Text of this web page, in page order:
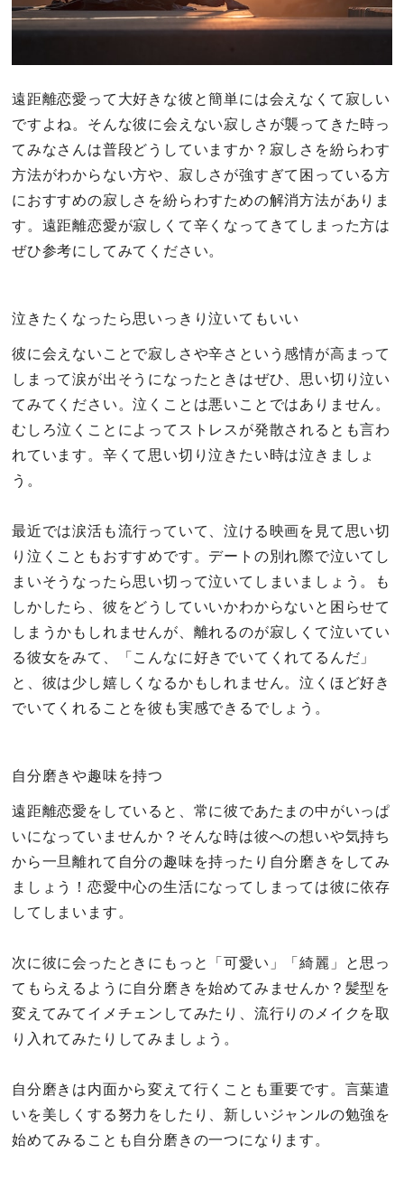
遠距離恋愛って大好きな彼と簡単には会えなくて寂しい
ですよね。そんな彼に会えない寂しさが襲ってきた時っ
てみなさんは普段どうしていますか？寂しさを紛らわす
方法がわからない方や、寂しさが強すぎて困っている方
におすすめの寂しさを紛らわすための解消方法がありま
す。遠距離恋愛が寂しくて辛くなってきてしまった方は
ぜひ参考にしてみてください。
泣きたくなったら思いっきり泣いてもいい
彼に会えないことで寂しさや辛さという感情が高まって
しまって涙が出そうになったときはぜひ、思い切り泣い
てみてください。泣くことは悪いことではありません。
むしろ泣くことによってストレスが発散されるとも言わ
れています。辛くて思い切り泣きたい時は泣きましょ
う。
最近では涙活も流行っていて、泣ける映画を見て思い切
り泣くこともおすすめです。デートの別れ際で泣いてし
まいそうなったら思い切って泣いてしまいましょう。も
しかしたら、彼をどうしていいかわからないと困らせて
しまうかもしれませんが、離れるのが寂しくて泣いてい
る彼女をみて、「こんなに好きでいてくれてるんだ」
と、彼は少し嬉しくなるかもしれません。泣くほど好き
でいてくれることを彼も実感できるでしょう。
自分磨きや趣味を持つ
遠距離恋愛をしていると、常に彼であたまの中がいっぱ
いになっていませんか？そんな時は彼への想いや気持ち
から一旦離れて自分の趣味を持ったり自分磨きをしてみ
ましょう！恋愛中心の生活になってしまっては彼に依存
してしまいます。
次に彼に会ったときにもっと「可愛い」「綺麗」と思っ
てもらえるように自分磨きを始めてみませんか？髪型を
変えてみてイメチェンしてみたり、流行りのメイクを取
り入れてみたりしてみましょう。
自分磨きは内面から変えて行くことも重要です。言葉遣
いを美しくする努力をしたり、新しいジャンルの勉強を
始めてみることも自分磨きの一つになります。